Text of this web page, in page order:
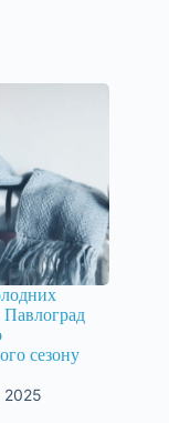
Павлоград
сезону
2025